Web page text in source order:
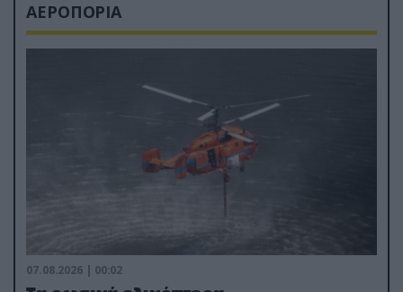
ΑΕΡΟΠΟΡΙΑ
07.08.2026 | 00:02